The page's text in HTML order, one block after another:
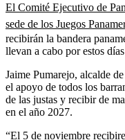
El Comité Ejecutivo de
sede de los Juegos
recibirán la bandera
llevan a cabo por estos
Jaime Pumarejo, alcalde
el apoyo de todos los
de las justas y recibir de
en el año 2027.
“El 5 de noviembre